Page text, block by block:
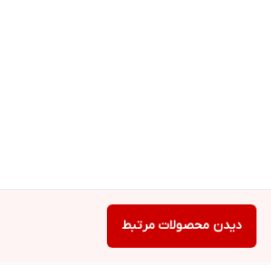
دیدن محصولات مرتبط